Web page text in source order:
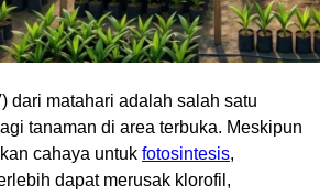
dari matahari adalah salah satu
tanaman di area terbuka. Meskipun
cahaya untuk fotosintesis,
dapat merusak klorofil,